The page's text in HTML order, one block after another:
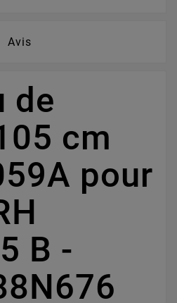
Avis
de
cm
pour
B -